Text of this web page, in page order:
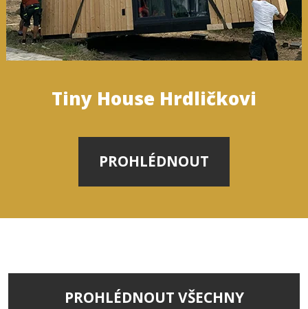
Tiny House Hrdličkovi
PROHLÉDNOUT
PROHLÉDNOUT VŠECHNY